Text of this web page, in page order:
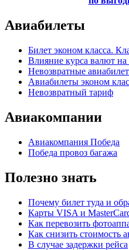
Авиабилеты
Билет эконом класса.
Влияние курса валют на
Невозвратные
Авиабилеты эконом
Невозвратный тариф
Авиакомпании
Авиакомпания Победа
Победа провоз багажа
Полезно знать
Почему билет туда и
Карты VISA и
Как перевозить
Как снизить стоимость
В случае задержки рейса